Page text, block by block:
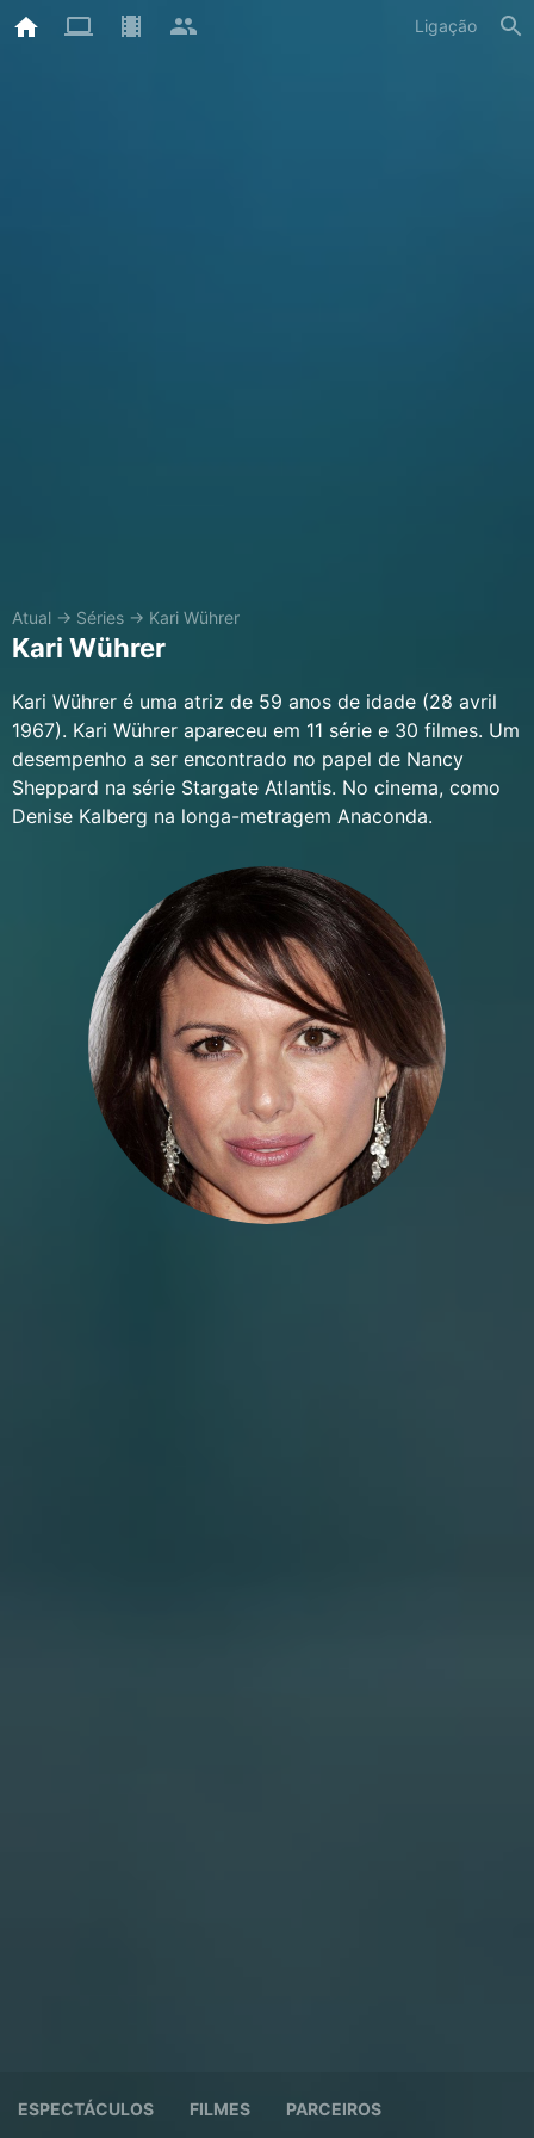
Ligação
Atual → Séries → Kari Wührer
Kari Wührer
Kari Wührer é uma atriz de 59 anos de idade (28 avril
1967). Kari Wührer apareceu em 11 série e 30 filmes. Um
desempenho a ser encontrado no papel de Nancy
Sheppard na série Stargate Atlantis. No cinema, como
Denise Kalberg na longa-metragem Anaconda.
ESPECTÁCULOS FILMES PARCEIROS